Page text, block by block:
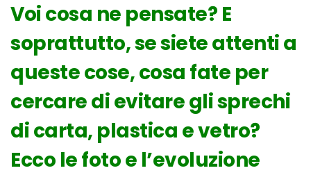
Voi cosa ne pensate? E
soprattutto, se siete attenti a
queste cose, cosa fate per
cercare di evitare gli sprechi
di carta, plastica e vetro?
Ecco le foto e l’evoluzione